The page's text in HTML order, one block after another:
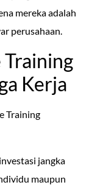
mereka adalah
perusahaan.
Kerja
jangka
maupun